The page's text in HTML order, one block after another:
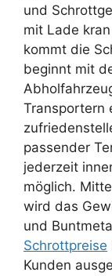
und
mit Lade
kommt die
beginnt mit
Transportern
passender
jederzeit
möglich.
wird das
und
Schrottpreise
Kunden